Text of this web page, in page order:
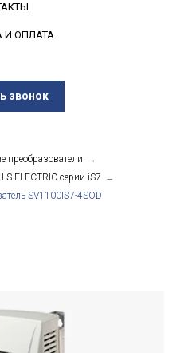
И ОПЛАТА
звонок
преобразователи →
ELECTRIC серии iS7 →
SV1100IS7-4SOD